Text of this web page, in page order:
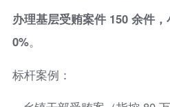
办理基层受贿案件 150 余件
0%。
标杆案例：